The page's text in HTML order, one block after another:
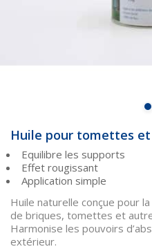
Huile pour tomettes et
Equilibre les supports
Effet rougissant
Application simple
Huile naturelle conçue pour
de briques, tomettes et
Harmonise les pouvoirs
extérieur.